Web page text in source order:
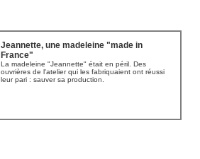
Jeannette, une madeleine "made in
France"
La madeleine "Jeannette" était en péril. Des
ouvrières de l'atelier qui les fabriquaient ont réussi
leur pari : sauver sa production.